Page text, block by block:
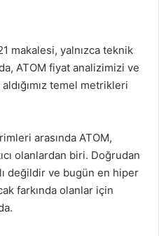
makalesi, yalnızca teknik
ATOM fiyat analizimizi ve
temel metrikleri
arasında ATOM,
olanlardan biri. Doğrudan
değildir ve bugün en hiper
farkında olanlar için